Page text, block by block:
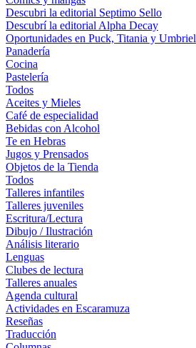
Descubri la editorial Septimo Sello
Descubrí la editorial Alpha Decay
Oportunidades en Puck, Titania y Umbriel
Panadería
Cocina
Pastelería
Todos
Aceites y Mieles
Café de especialidad
Bebidas con Alcohol
Te en Hebras
Jugos y Prensados
Objetos de la Tienda
Todos
Talleres infantiles
Talleres juveniles
Escritura/Lectura
Dibujo / Ilustración
Análisis literario
Lenguas
Clubes de lectura
Talleres anuales
Agenda cultural
Actividades en Escaramuza
Reseñas
Traducción